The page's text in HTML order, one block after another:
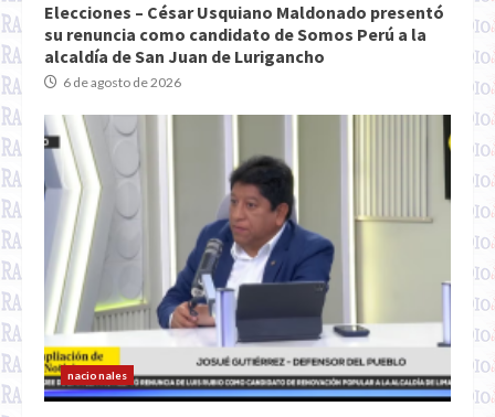
Elecciones – César Usquiano Maldonado presentó
su renuncia como candidato de Somos Perú a la
alcaldía de San Juan de Lurigancho
6 de agosto de 2026
nacionales